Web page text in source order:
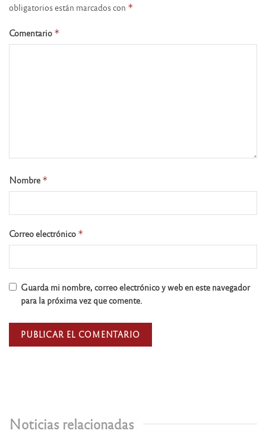
Noticias relacionadas
obligatorios están marcados con *
Comentario *
Nombre *
Correo electrónico *
Guarda mi nombre, correo electrónico y web en este navegador
para la próxima vez que comente.